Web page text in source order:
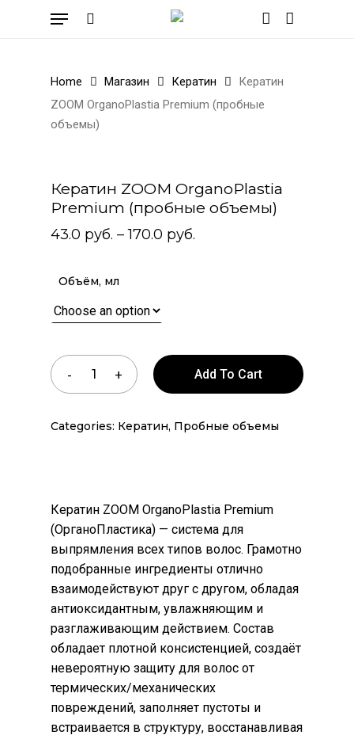
Menu
Home Магазин Кератин
Кератин
ZOOM OrganoPlastia Premium (пробные
объемы)
Кератин ZOOM OrganoPlastia
Premium (пробные объемы)
43.0 руб. –170.0 руб.
Объём, мл
Add To Cart
Categories: Кератин, Пробные объемы
Кератин ZOOM OrganoPlastia Premium
(ОрганоПластика) — система для
выпрямления всех типов волос. Грамотно
подобранные ингредиенты отлично
взаимодействуют друг с другом, обладая
антиоксидантным, увлажняющим и
разглаживающим действием. Состав
обладает плотной консистенцией, создаёт
невероятную защиту для волос от
термических/механических
повреждений, заполняет пустоты и
встраивается в структуру, восстанавливая